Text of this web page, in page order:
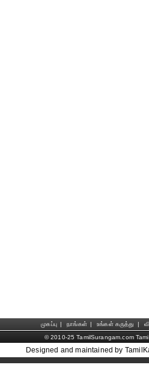
முகப்பு | நாங்கள் | உங்கள் கருத்து |
© 2010-25 TamilSurangam.com
Designed and maintained by